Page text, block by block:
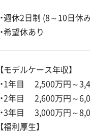
・週休2日制 (8～10日休
・希望休あり
【モデルケース年収】
・1年目 2,500万円～
・2年目 2,600万円～
・3年目 3,000万円～
【福利厚生】